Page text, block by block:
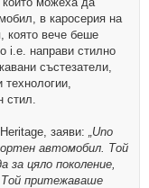
в каросерия на
която вече беше
i.e. направи стилно
състезатели,
стил.
заяви: „Uno
автомобил. Той
цяло поколение,
притежаваше